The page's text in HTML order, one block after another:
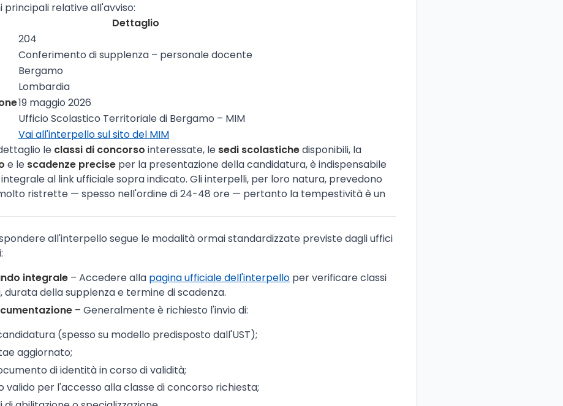
principali relative all'avviso:
Dettaglio
204
Conferimento di supplenza – personale docente
Bergamo
Lombardia
19 maggio 2026
Ufficio Scolastico Territoriale di Bergamo – MIM
Vai all'interpello sul sito del MIM
le classi di concorso interessate, le sedi scolastichedisponibili, la
e le scadenze precise per la presentazione della candidatura, è indispensabile
al link ufficiale sopra indicato. Gli interpelli, per loro natura, prevedono
ristrette — spesso nell'ordine di 24-48 ore — pertanto la tempestività è un
all'interpello segue le modalità ormai standardizzate previste dagli uffici
integrale – Accedere alla pagina ufficiale dell'interpello per verificare classi
durata della supplenza e termine di scadenza.
– Generalmente è richiesto l'invio di:
(spesso su modello predisposto dall'UST);
aggiornato;
di identità in corso di validità;
valido per l'accesso alla classe di concorso richiesta;